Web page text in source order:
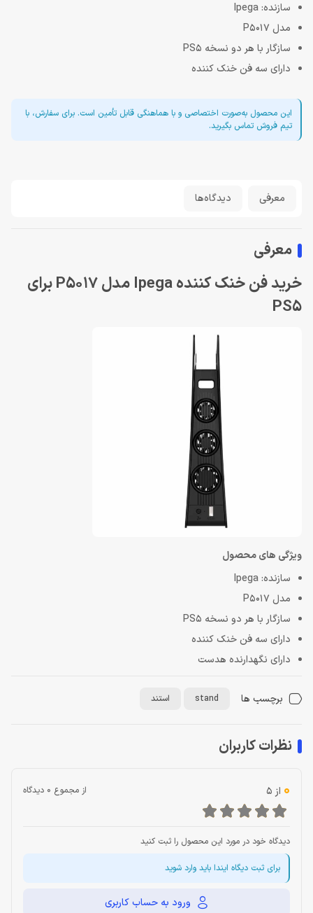
سازنده: Ipega
مدل P5017
سازگار با هر دو نسخه PS5
دارای سه فن خنک کننده
این محصول به‌صورت اختصاصی و با هماهنگی قابل تأمین است. برای سفارش، با
تیم فروش تماس بگیرید.
معرفی دیدگاه‌ها
معرفی
خرید فن خنک کننده Ipega مدل P5017 برای
PS5
ویژگی های محصول
سازنده: Ipega
مدل P5017
سازگار با هر دو نسخه PS5
دارای سه فن خنک کننده
دارای نگهدارنده هدست
برچسب ها stand استند
نظرات کاربران
0 از 5 از مجموع 0 دیدگاه
دیدگاه خود در مورد این محصول را ثبت کنید
برای ثبت دیگاه ایندا باید وارد شوید
ورود به حساب کاربری